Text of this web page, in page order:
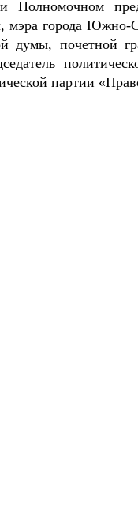
Полномочном
мэра города
думы, почетной
партии